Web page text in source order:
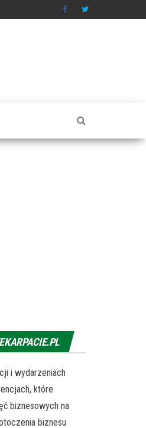
i wydarzeniach
które
biznesowych na
biznesu